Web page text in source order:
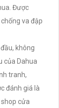
Được
va đập
không
của Dahua
tranh,
đánh giá là
cửa